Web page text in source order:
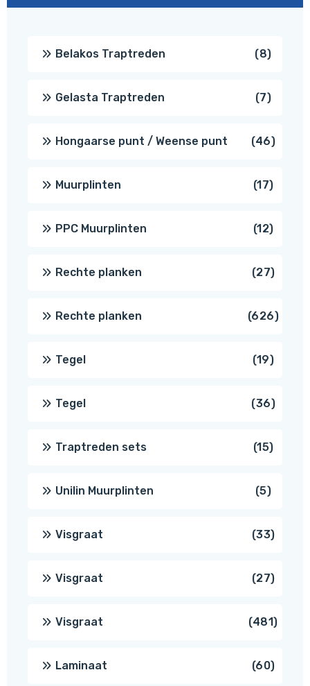
Belakos Traptreden 88
Gelasta Traptreden 77
Hongaarse punt / Weense punt 4646
Muurplinten 1717
PPC Muurplinten 1212
Rechte planken 2727
Rechte planken 626626
Tegel 1919
Tegel 3636
Traptreden sets 1515
Unilin Muurplinten 55
Visgraat 3333
Visgraat 2727
Visgraat 481481
Laminaat 6060